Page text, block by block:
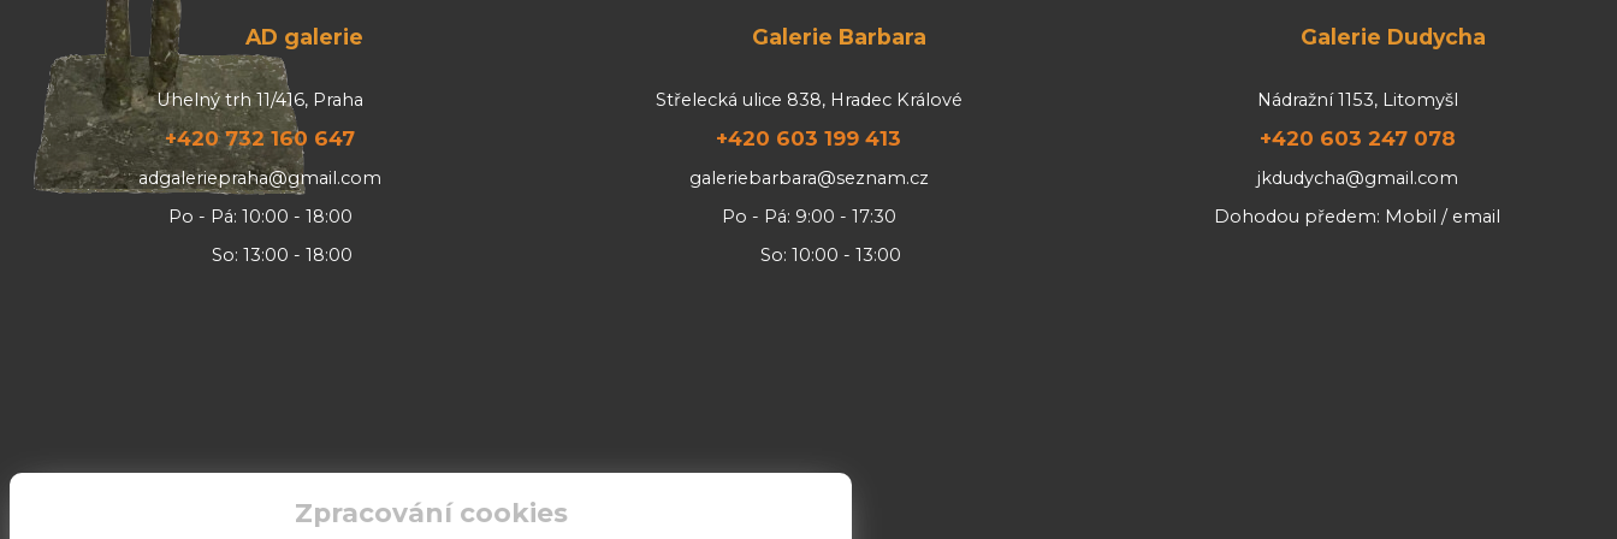
AD galerie
Uhelný trh 11/416, Praha
+420 732 160 647
adgaleriepraha@gmail.com
Po - Pá: 10:00 - 18:00
So: 13:00 - 18:00
Galerie Barbara
Střelecká ulice 838, Hradec Králové
+420 603 199 413
galeriebarbara@seznam.cz
Po - Pá: 9:00 - 17:30
So: 10:00 - 13:00
Galerie Dudycha
Nádražní 1153, Litomyšl
+420 603 247 078
jkdudycha@gmail.com
Dohodou předem: Mobil / email
Zpracování cookies